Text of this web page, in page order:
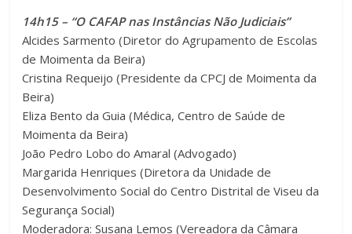
14h15 – “O CAFAP nas Instâncias Não Judiciais”
Alcides Sarmento (Diretor do Agrupamento de Escolas
de Moimenta da Beira)
Cristina Requeijo (Presidente da CPCJ de Moimenta da
Beira)
Eliza Bento da Guia (Médica, Centro de Saúde de
Moimenta da Beira)
João Pedro Lobo do Amaral (Advogado)
Margarida Henriques (Diretora da Unidade de
Desenvolvimento Social do Centro Distrital de Viseu da
Segurança Social)
Moderadora: Susana Lemos (Vereadora da Câmara